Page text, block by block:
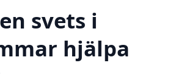
svets i
hjälpa